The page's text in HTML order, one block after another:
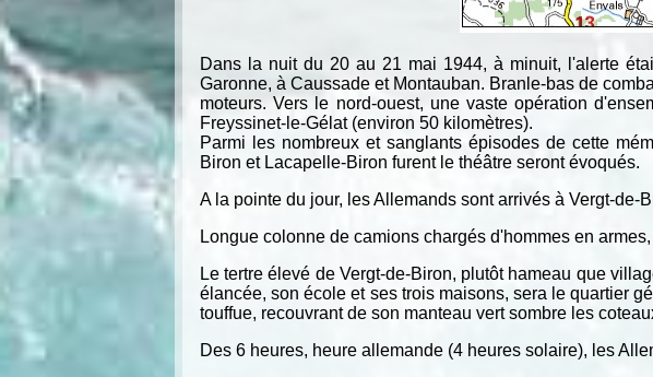
Dans la nuit du 20 au 21 mai 1944, à minuit, l'alerte
Garonne, à Caussade et Montauban. Branle-bas de
moteurs. Vers le nord-ouest, une vaste opération
Freyssinet-le-Gélat (environ 50 kilomètres).
Parmi les nombreux et sanglants épisodes de cette
Biron et Lacapelle-Biron furent le théâtre seront évoqués.
A la pointe du jour, les Allemands sont arrivés à Vergt-de-
Longue colonne de camions chargés d'hommes en
Le tertre élevé de Vergt-de-Biron, plutôt hameau que
élancée, son école et ses trois maisons, sera le quartier
touffue, recouvrant de son manteau vert sombre les
Des 6 heures, heure allemande (4 heures solaire), les